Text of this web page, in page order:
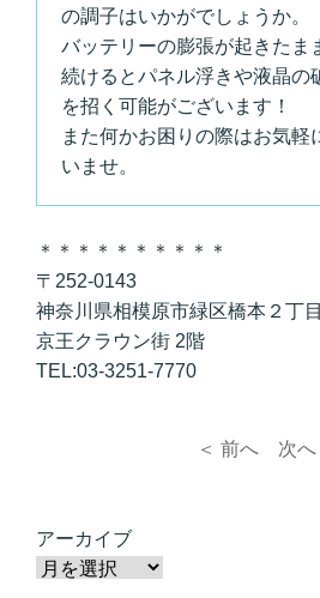
の調子はいかがでしょうか。
バッテリーの膨張が起きたま
続けるとパネル浮きや液晶の
を招く可能がございます！
また何かお困りの際はお気軽
いませ。
＊＊＊＊＊＊＊＊＊＊
〒252-0143
神奈川県相模原市緑区橋本２丁
京王クラウン街 2階
TEL:03-3251-7770
＜ 前へ 次へ
アーカイブ